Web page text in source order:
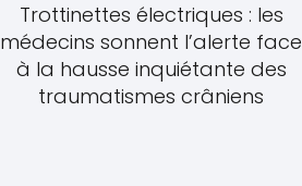
Trottinettes électriques : les
médecins sonnent l’alerte face
à la hausse inquiétante des
traumatismes crâniens